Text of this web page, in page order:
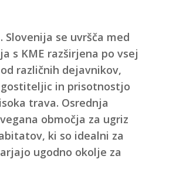
se uvršča med
s KME razširjena po vsej
različnih dejavnikov,
in prisotnostjo
trava. Osrednja
območja za ugriz
ki so idealni za
ugodno okolje za